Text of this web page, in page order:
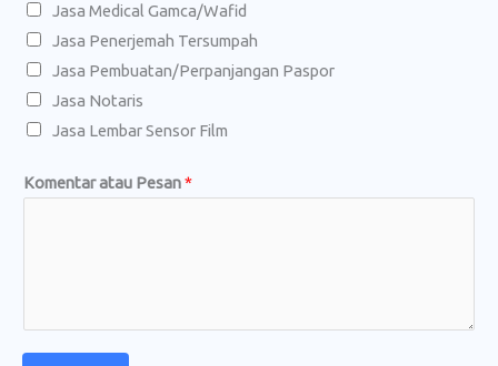
Jasa Medical Gamca/Wafid
Jasa Penerjemah Tersumpah
Jasa Pembuatan/Perpanjangan Paspor
Jasa Notaris
Jasa Lembar Sensor Film
L
e
p
Komentar atau Pesan*